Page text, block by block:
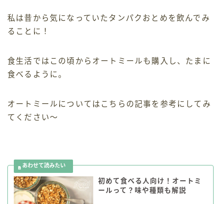
私は昔から気になっていたタンパクおとめを飲んでみ
ることに！
食生活ではこの頃からオートミールも購入し、たまに
食べるように。
オートミールについてはこちらの記事を参考にしてみ
てください〜
初めて食べる人向け！オートミ
ールって？味や種類も解説